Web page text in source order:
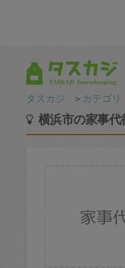
タスカジ ＞ カテゴリ
横浜市の家事